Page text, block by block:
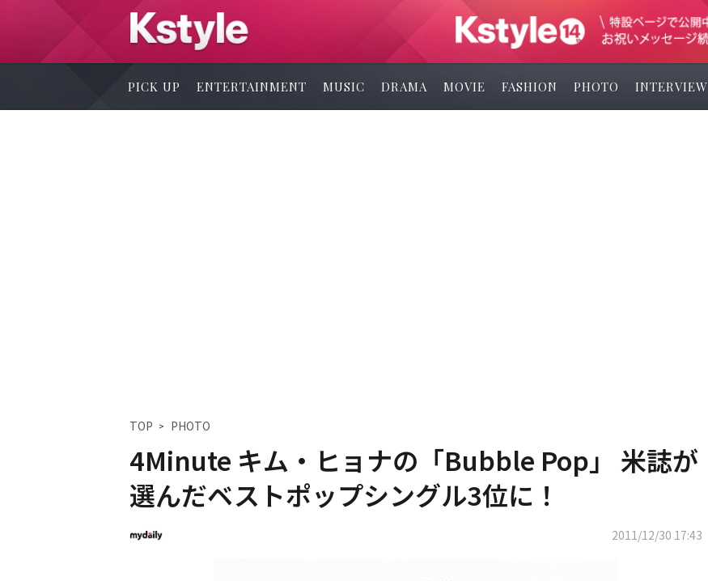
PICK UP ENTERTAINMENT MUSIC DRAMA MOVIE FASHION PHOTO INTERVIEW
TOP PHOTO
4Minute キム・ヒョナの「Bubble Pop」 米誌が
選んだベストポップシングル3位に！
2011/12/30 17:43